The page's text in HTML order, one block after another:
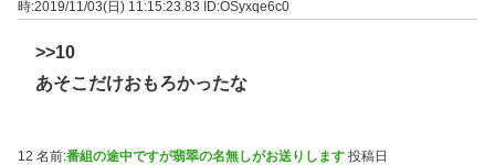
時:2019/11/03(日) 11:15:23.83
ID:OSyxqe6c0
>>10
あそこだけおもろかったな
12 名前:番組の途中ですが翡翠の名無しがお送りします 投稿日